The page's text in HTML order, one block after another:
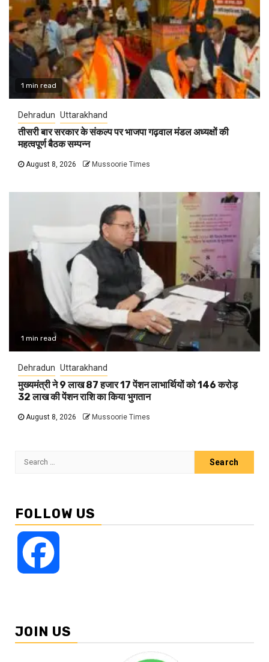
1 min read
Dehradun Uttarakhand
तीसरी बार सरकार के संकल्प पर भाजपा गढ़वाल मंडल अध्यक्षों की
महत्वपूर्ण बैठक सम्पन्न
August 8, 2026 Mussoorie Times
1 min read
Dehradun Uttarakhand
मुख्यमंत्री ने 9 लाख 87 हजार 17 पेंशन लाभार्थियों को 146 करोड़
32 लाख की पेंशन राशि का किया भुगतान
August 8, 2026 Mussoorie Times
Search
FOLLOW US
JOIN US